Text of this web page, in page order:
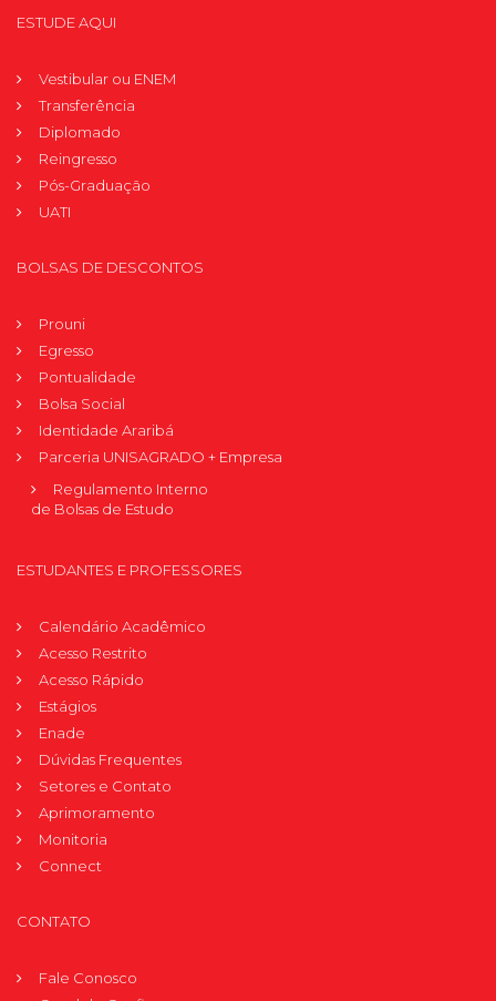
ESTUDE AQUI
Vestibular ou ENEM
Transferência
Diplomado
Reingresso
Pós-Graduação
UATI
BOLSAS DE DESCONTOS
Prouni
Egresso
Pontualidade
Bolsa Social
Identidade Araribá
Parceria UNISAGRADO + Empresa
Regulamento Interno
de Bolsas de Estudo
ESTUDANTES E PROFESSORES
Calendário Acadêmico
Acesso Restrito
Acesso Rápido
Estágios
Enade
Dúvidas Frequentes
Setores e Contato
Aprimoramento
Monitoria
Connect
CONTATO
Fale Conosco